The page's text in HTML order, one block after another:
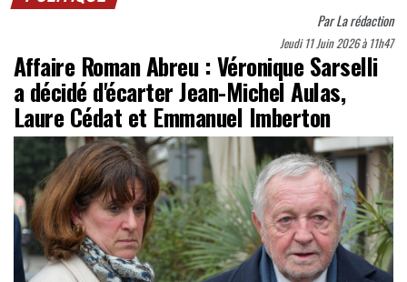
ParLa rédaction
Jeudi 11 Juin 2026 à 11h47
Affaire Roman Abreu : Véronique Sarselli
a décidé d'écarter Jean-Michel Aulas,
Laure Cédat et Emmanuel Imberton